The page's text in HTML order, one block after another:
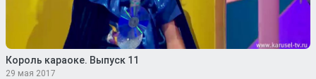
Король караоке. Выпуск 11
29 мая 2017